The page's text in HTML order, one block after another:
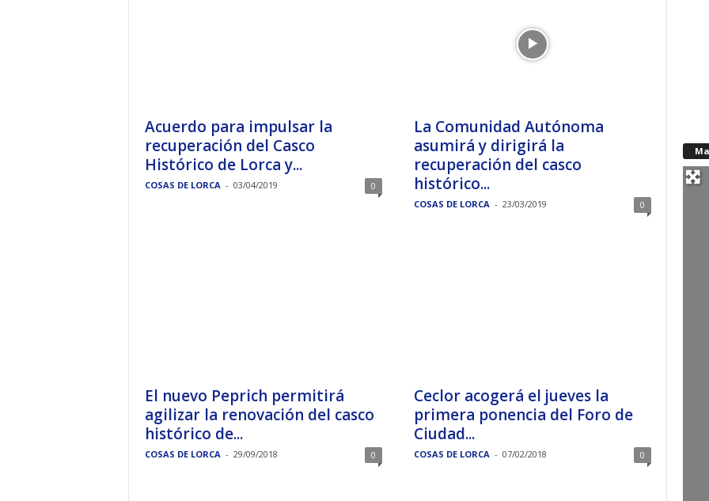
Acuerdo para impulsar la
recuperación del Casco
Histórico de Lorca y...
COSAS DE LORCA - 03/04/2019 0
La Comunidad Autónoma
asumirá y dirigirá la
recuperación del casco
histórico...
COSAS DE LORCA - 23/03/2019 0
El nuevo Peprich permitirá
agilizar la renovación del casco
histórico de...
COSAS DE LORCA - 29/09/2018 0
Ceclor acogerá el jueves la
primera ponencia del Foro de
Ciudad...
COSAS DE LORCA - 07/02/2018 0